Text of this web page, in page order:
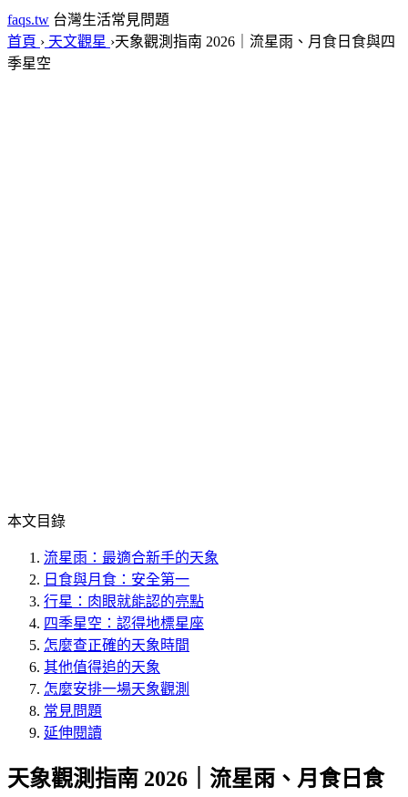
faqs.tw 台灣生活常見問題
首頁 › 天文觀星 ›天象觀測指南 2026｜流星雨、月食日食與四
季星空
本文目錄
流星雨：最適合新手的天象
日食與月食：安全第一
行星：肉眼就能認的亮點
四季星空：認得地標星座
怎麼查正確的天象時間
其他值得追的天象
怎麼安排一場天象觀測
常見問題
延伸閱讀
天象觀測指南 2026｜流星雨、月食日食